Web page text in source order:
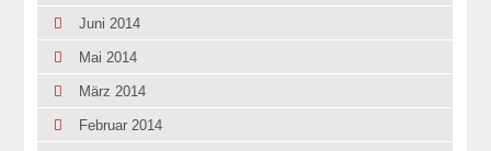
Juni 2014
Mai 2014
März 2014
Februar 2014